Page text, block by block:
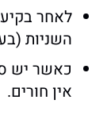
לאחר
השניות
כאשר יש
אין חורים.